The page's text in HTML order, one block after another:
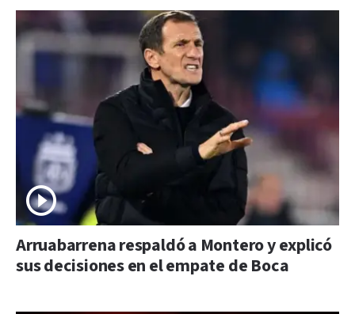
Arruabarrena respaldó a Montero y explicó
sus decisiones en el empate de Boca